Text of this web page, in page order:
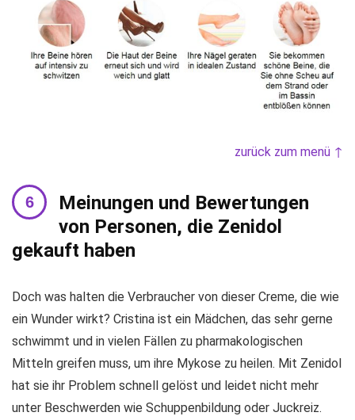
zurück zum menü ↑
Meinungen und Bewertungen
von Personen, die Zenidol
gekauft haben
Doch was halten die Verbraucher von dieser Creme, die wie
ein Wunder wirkt? Cristina ist ein Mädchen, das sehr gerne
schwimmt und in vielen Fällen zu pharmakologischen
Mitteln greifen muss, um ihre Mykose zu heilen. Mit Zenidol
hat sie ihr Problem schnell gelöst und leidet nicht mehr
unter Beschwerden wie Schuppenbildung oder Juckreiz.